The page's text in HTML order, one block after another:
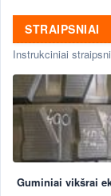
STRAIPSNIAI
Instrukciniai
Guminiai vikšrai